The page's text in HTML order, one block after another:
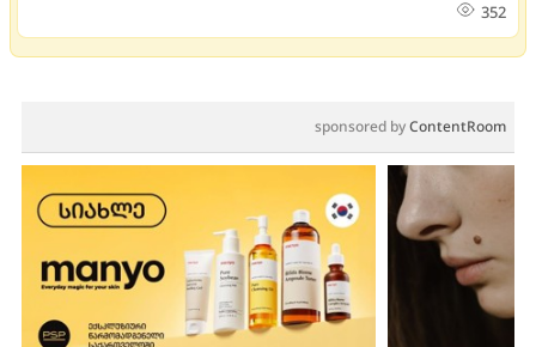
352
sponsored byContentRoom